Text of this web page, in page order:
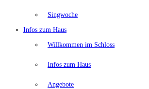
Singwoche
Infos zum Haus
Willkommen im Schloss
Infos zum Haus
Angebote